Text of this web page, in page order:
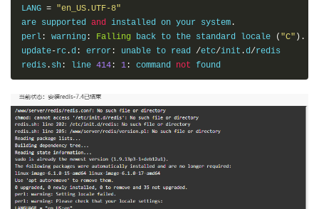
LANG = "en_US.UTF-8"
are supported and installed on your system .
perl : warning : Falling back to the standard locale ( "C" ).
update-rc .d : error : unable to read /etc/init .d/redis
redis . sh : line 414 : 1 : command not found